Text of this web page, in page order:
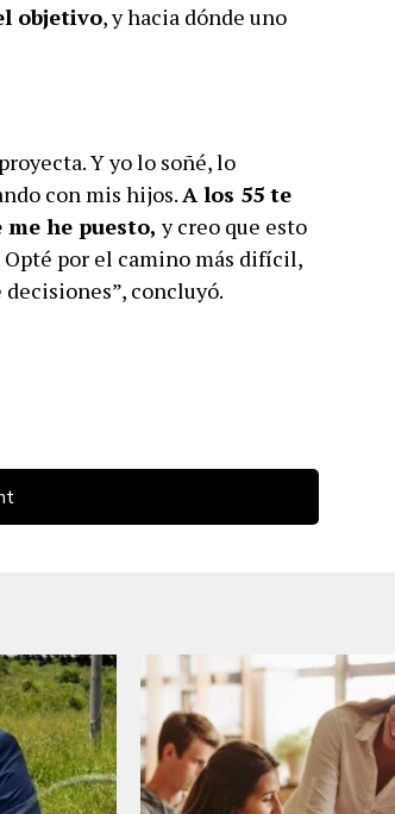
objetivo, y hacia dónde uno
Y yo lo soñé, lo
con mis hijos.A los 55 te
he puesto, y creo que esto
Opté por el camino más difícil,
concluyó.